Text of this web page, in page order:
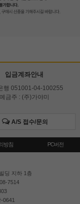
입금계좌안내
행 051001-04-100255
예금주 : (주)가야미
A/S 접수/문의
방침 PC버전
딩 지하 1층
7514
0641